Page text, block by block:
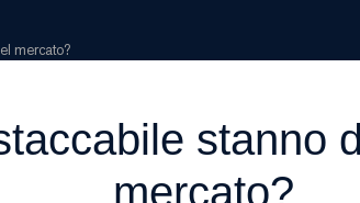
mercato?
stanno
mercato?